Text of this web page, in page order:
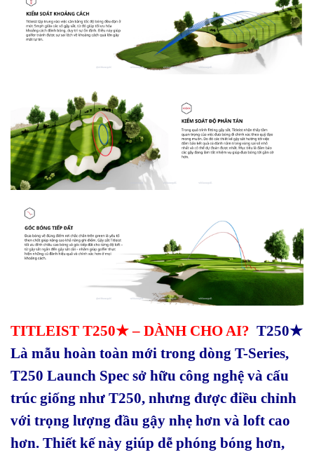
TITLEIST T250★ – DÀNH CHO AI? T250★
Là mẫu hoàn toàn mới trong dòng T-Series,
T250 Launch Spec sở hữu công nghệ và cấu
trúc giống như T250, nhưng được điều chỉnh
với trọng lượng đầu gậy nhẹ hơn và loft cao
hơn. Thiết kế này giúp dễ phóng bóng hơn,